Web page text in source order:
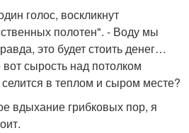
голос, воскликнут
полотен". - Воду мы
это будет стоить денег…
сырость над потолком
в теплом и сыром месте?
вдыхание грибковых пор, я